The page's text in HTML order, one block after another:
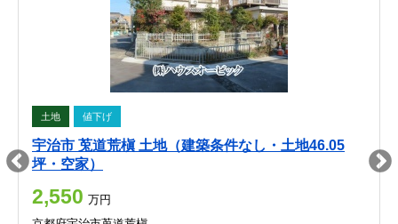
土地 値下げ
宇治市 莵道荒槇 土地（建築条件なし・土地46.05
坪・空家）
2,550 万円